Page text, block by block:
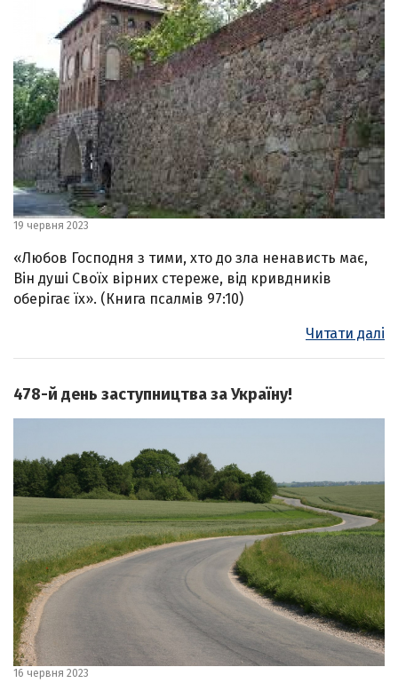
19 червня 2023
«Любов Господня з тими, хто до зла ненависть має,
Він душі Своїх вірних стереже, від кривдників
оберігає їх». (Книга псалмів 97:10)
Читати далі
478-й день заступництва за Україну!
16 червня 2023